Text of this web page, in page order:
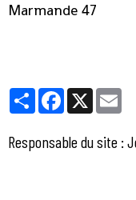
Marmande 47
PartagerFacebook
X
Responsable du site :